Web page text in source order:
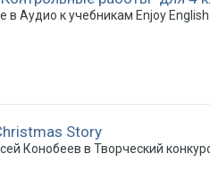
в Аудио к учебникам Enjoy English
Story
Конобеев в Творческий